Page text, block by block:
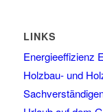
LINKS
Energieeffizienz
Holzbau- und